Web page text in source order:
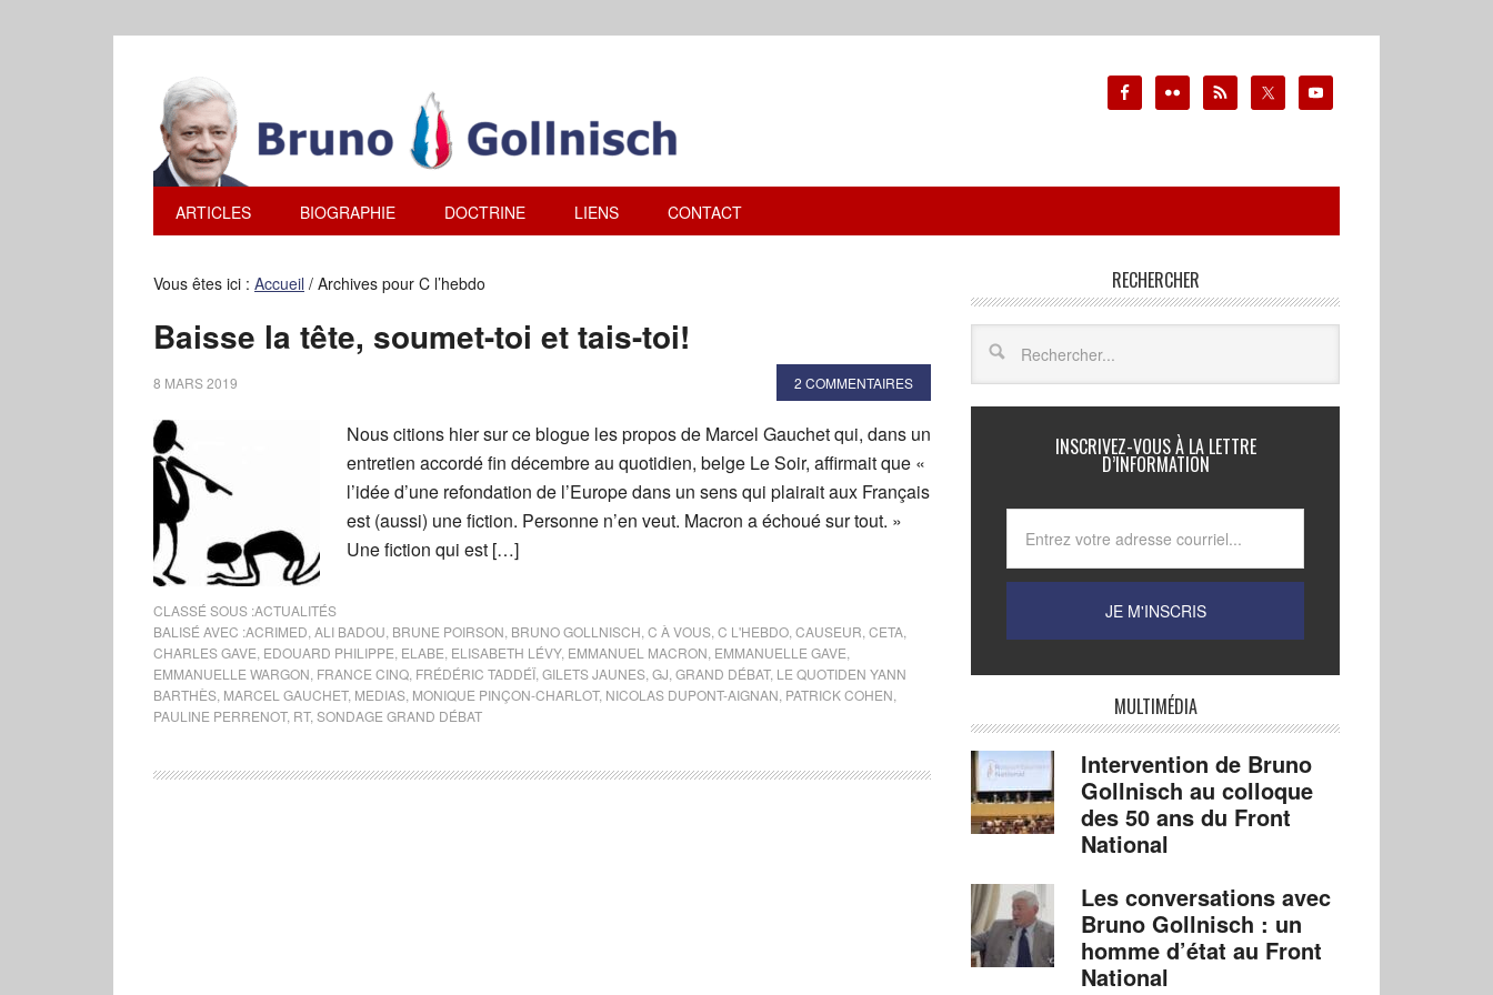
ARTICLES BIOGRAPHIE DOCTRINE LIENS CONTACT
Vous êtes ici : Accueil / Archives pour C l’hebdo
Baisse la tête, soumet-toi et tais-toi!
8 MARS 2019 2 COMMENTAIRES
Nous citions hier sur ce blogue les propos de Marcel Gauchet qui, dans un
entretien accordé fin décembre au quotidien, belge Le Soir, affirmait que «
l’idée d’une refondation de l’Europe dans un sens qui plairait aux Français
est (aussi) une fiction. Personne n’en veut. Macron a échoué sur tout. »
Une fiction qui est […]
CLASSÉ SOUS :ACTUALITÉS
BALISÉ AVEC :ACRIMED ALI BADOU BRUNE POIRSON BRUNO GOLLNISCH C À VOUS C L'HEBDO CAUSEUR CETA
CHARLES GAVE EDOUARD PHILIPPE ELABE ELISABETH LÉVY, EMMANUEL MACRON EMMANUELLE GAVE
EMMANUELLE WARGON FRANCE CINQ FRÉDÉRIC TADDÉÏ, GILETS JAUNES GJ GRAND DÉBAT, LE QUOTIDEN YANN
BARTHÈS MARCEL GAUCHET, MEDIAS MONIQUE PINÇON-CHARLOT, NICOLAS DUPONT-AIGNAN PATRICK COHEN
PAULINE PERRENOT, RT, SONDAGE GRAND DÉBAT
RECHERCHER
INSCRIVEZ-VOUS À LA LETTRE
D’INFORMATION
MULTIMÉDIA
Intervention de Bruno
Gollnisch au colloque
des 50 ans du Front
National
Les conversations avec
Bruno Gollnisch : un
homme d’état au Front
National